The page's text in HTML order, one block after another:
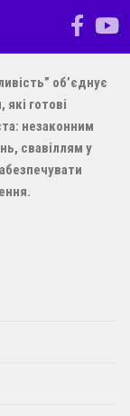
об’єднує
готові
незаконним
свавіллям у